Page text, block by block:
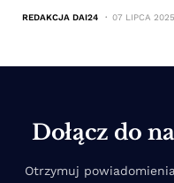
REDAKCJA DAI24 07 LIPCA
Dołącz do
Otrzymuj